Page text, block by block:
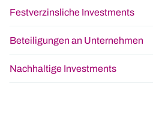
Festverzinsliche Investments
Beteiligungen an Unternehmen
Nachhaltige Investments